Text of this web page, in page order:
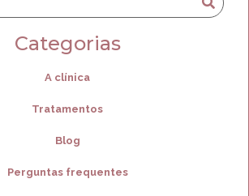
Categorias
A clínica
Tratamentos
Blog
Perguntas frequentes